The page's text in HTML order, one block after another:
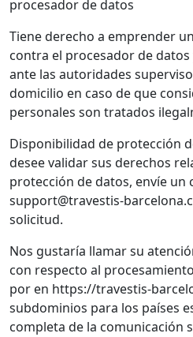
procesador de datos
Tiene derecho a emprender
contra el procesador de
ante las autoridades
domicilio en caso de que
personales son tratados
Disponibilidad de protección
desee validar sus derechos
protección de datos, envíe un
support@travestis-
solicitud.
Nos gustaría llamar su
con respecto al
por en https://travestis-
subdominios para los países
completa de la comunicación